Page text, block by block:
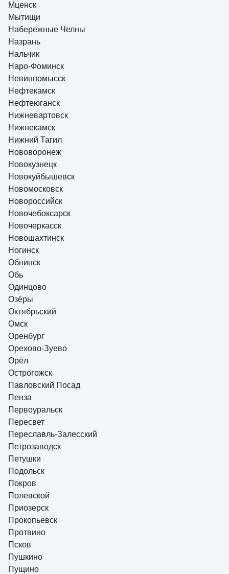
Мценск
Мытищи
Набережные Челны
Назрань
Нальчик
Наро-Фоминск
Невинномысск
Нефтекамск
Нефтеюганск
Нижневартовск
Нижнекамск
Нижний Тагил
Нововоронеж
Новокузнецк
Новокуйбышевск
Новомосковск
Новороссийск
Новочебоксарск
Новочеркасск
Новошахтинск
Ногинск
Обнинск
Обь
Одинцово
Озёры
Октябрьский
Омск
Оренбург
Орехово-Зуево
Орёл
Острогожск
Павловский Посад
Пенза
Первоуральск
Пересвет
Переславль-Залесский
Петрозаводск
Петушки
Подольск
Покров
Полевской
Приозерск
Прокопьевск
Протвино
Псков
Пушкино
Пущино